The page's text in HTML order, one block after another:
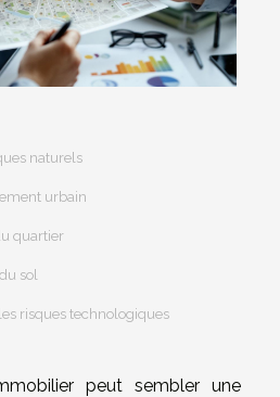
naturels
urbain
quartier
sol
risques technologiques
peut sembler une